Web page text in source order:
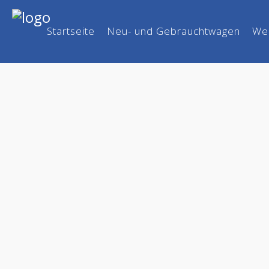
Startseite Neu- und Gebrauchtwagen